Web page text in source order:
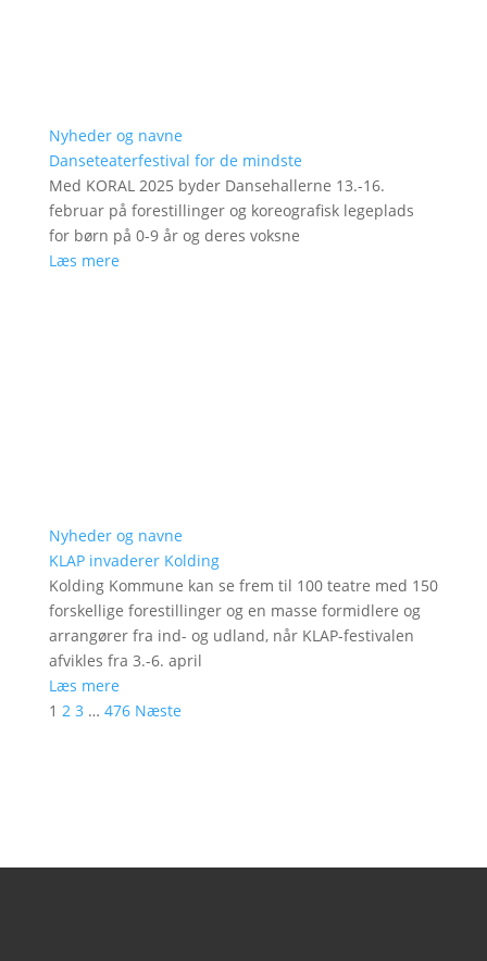
Nyheder og navne
Danseteaterfestival for de mindste
Med KORAL 2025 byder Dansehallerne 13.-16.
februar på forestillinger og koreografisk legeplads
for børn på 0-9 år og deres voksne
Læs mere
Nyheder og navne
KLAP invaderer Kolding
Kolding Kommune kan se frem til 100 teatre med 150
forskellige forestillinger og en masse formidlere og
arrangører fra ind- og udland, når KLAP-festivalen
afvikles fra 3.-6. april
Læs mere
1 2 3 … 476 Næste